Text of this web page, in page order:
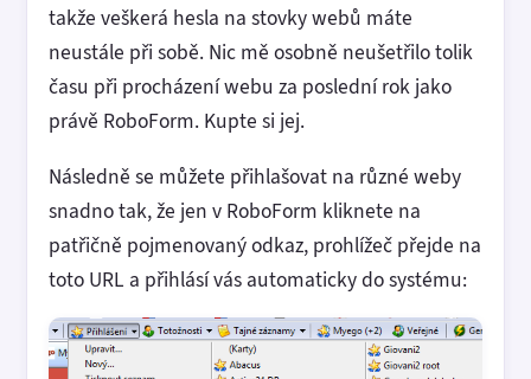
takže veškerá hesla na stovky webů máte
neustále při sobě. Nic mě osobně neušetřilo tolik
času při procházení webu za poslední rok jako
právě RoboForm. Kupte si jej.
Následně se můžete přihlašovat na různé weby
snadno tak, že jen v RoboForm kliknete na
patřičně pojmenovaný odkaz, prohlížeč přejde na
toto URL a přihlásí vás automaticky do systému: